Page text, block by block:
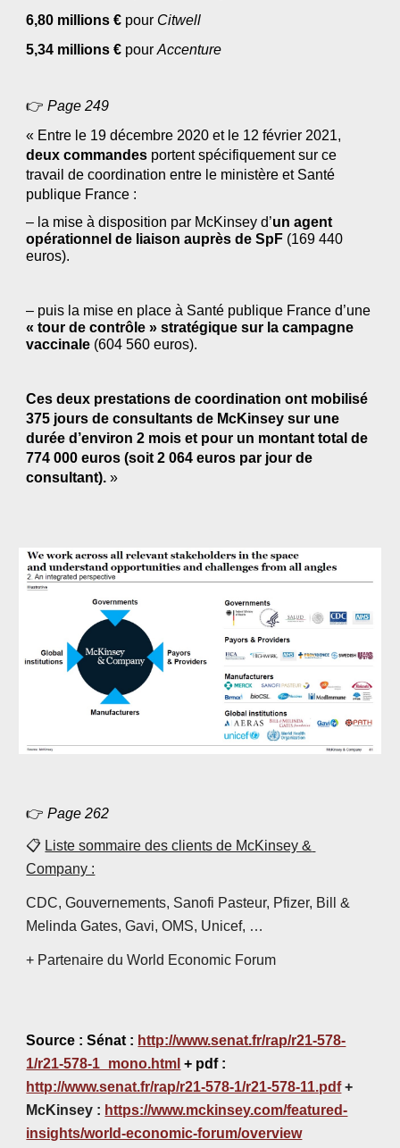
6,80 millions € pour Citwell
5,34 millions € pour Accenture
👉 Page 249
«
deux commandes portent spécifiquement sur ce
travail de coordination entre le ministère et Santé
publique France :
– la mise à disposition par McKinsey d’un agent
opérationnel de liaison auprès de SpF (169 440
euros).
« tour de contrôle » stratégique sur la campagne
vaccinale (604 560 euros).
Ces deux prestations de coordination ont mobilisé
375 jours de consultants de McKinsey sur une
durée d’environ 2 mois et pour un montant total de
774 000 euros (soit 2 064 euros par jour de
consultant). »
👉 Page 262
📋 Liste sommaire des clients de McKinsey &
Company :
CDC, Gouvernements, Sanofi Pasteur, Pfizer, Bill &
Melinda Gates, Gavi, OMS, Unicef, …
+ Partenaire du World Economic Forum
Source : Sénat : http://www.senat.fr/rap/r21-578-
1/r21-578-1_mono.html
http://www.senat.fr/rap/r21-578-1/r21-578-11.pdf +
McKinsey : https://www.mckinsey.com/featured-
insights/world-economic-forum/overview